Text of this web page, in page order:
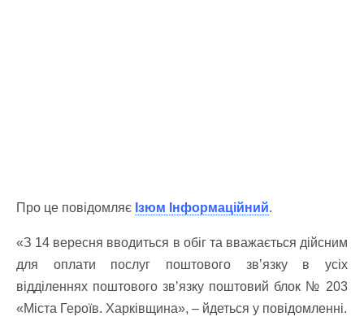
Про це повідомляє Ізюм Інформаційний.
«З 14 вересня вводиться в обіг та вважається дійсним
для оплати послуг поштового звʼязку в усіх
відділеннях поштового звʼязку поштовий блок № 203
«Міста Героїв. Харківщина», – йдеться у повідомленні.